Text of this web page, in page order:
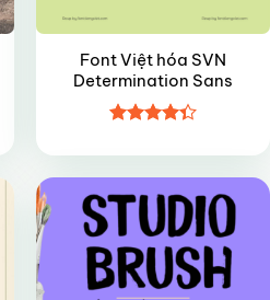
Font Việt hóa SVN
Determination Sans
hạng4.35
5 sao